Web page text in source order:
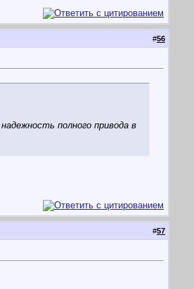
#56
полного привода в
#57